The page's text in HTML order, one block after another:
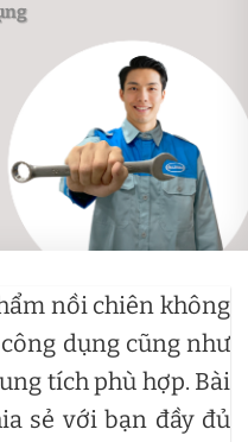
nồi chiên không
dụng cũng như
tích phù hợp. Bài
sẻ với bạn đầy đủ